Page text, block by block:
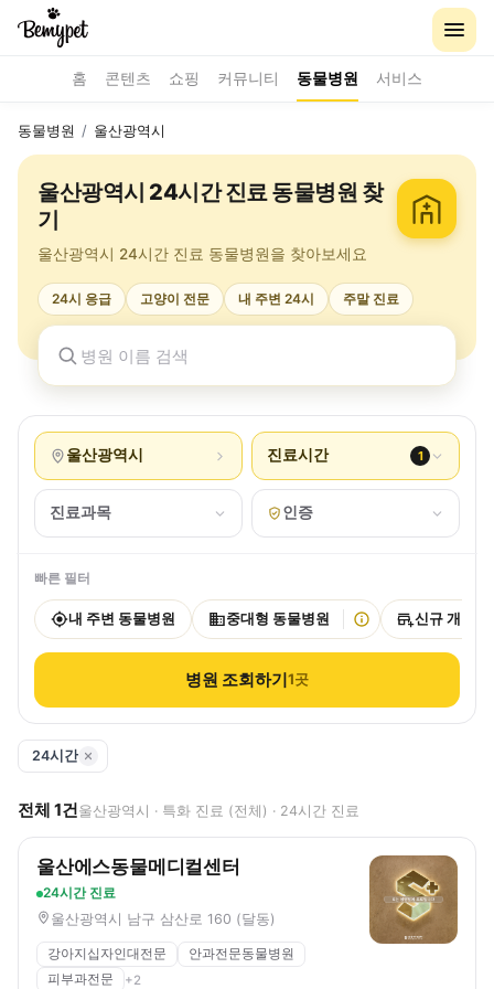
홈 콘텐츠 쇼핑 커뮤니티 동물병원 서비스
동물병원 / 울산광역시
울산광역시 24시간 진료 동물병원 찾
기
울산광역시 24시간 진료 동물병원을 찾아보세요
24시 응급 고양이 전문 내 주변 24시 주말 진료
울산광역시 진료시간 1
진료과목 인증
빠른 필터
내 주변 동물병원 중대형 동물병원 신규 개원
병원 조회하기1곳
24시간
전체 1건울산광역시 · 특화 진료 (전체) · 24시간 진료
울산에스동물메디컬센터
24시간 진료
울산광역시 남구 삼산로 160 (달동)
강아지십자인대전문
안과전문동물병원
피부과전문
+2